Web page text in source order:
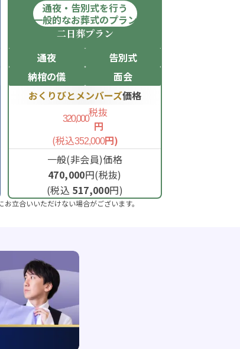
通夜・告別式を行う
一般的なお葬式のプラン
二日葬プラン
通夜
告別式
納棺の儀
面会
おくりびとメンバーズ価格
320,000税抜
円
(税込352,000円)
一般(非会員)価格
470,000円(税抜)
(税込 517,000円)
立合いいただけない場合がございます。